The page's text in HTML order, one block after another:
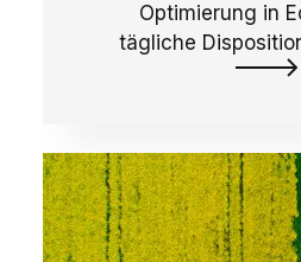
Optimierung in
tägliche